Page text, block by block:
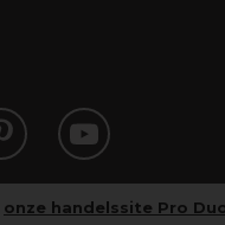
onze handelssite Pro